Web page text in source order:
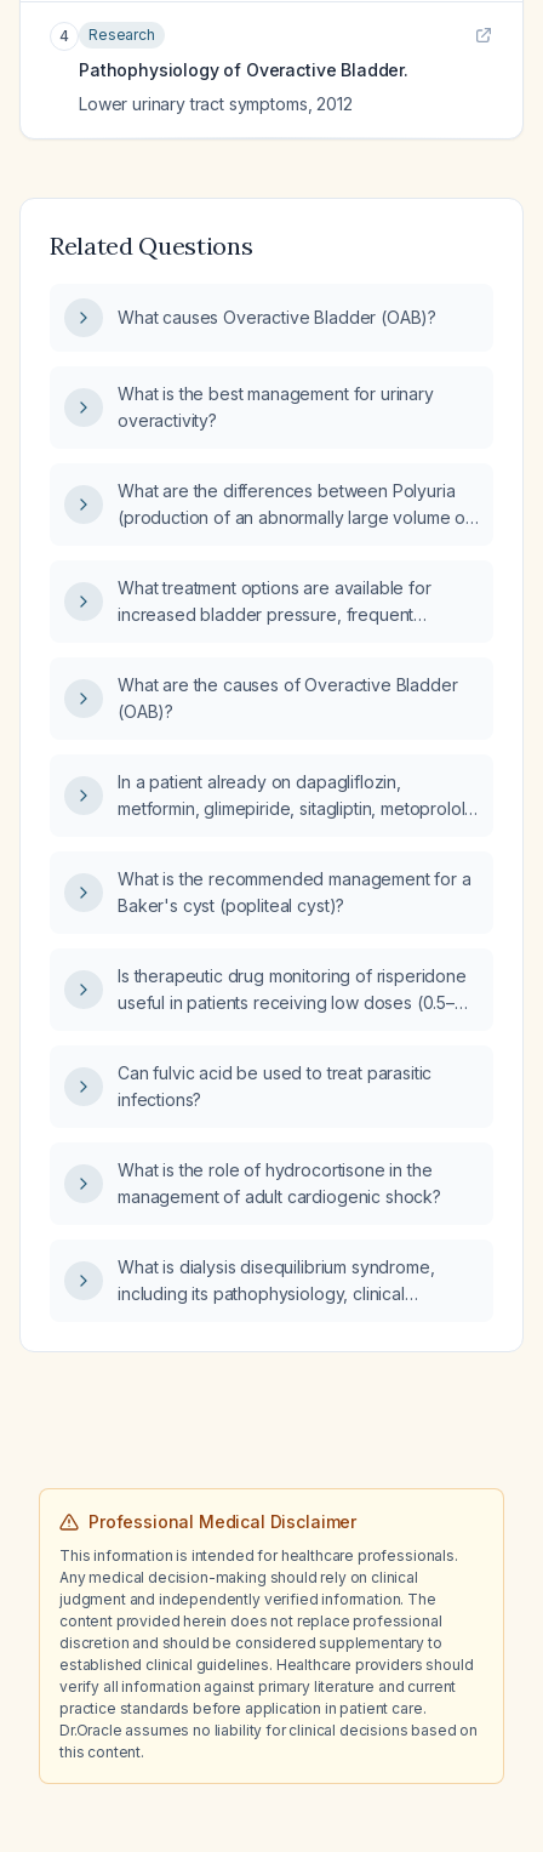
4 Research
Pathophysiology of Overactive Bladder.
Lower urinary tract symptoms 2012
Related Questions
What causes Overactive Bladder (OAB)?
What is the best management for urinary
overactivity?
What are the differences between Polyuria
(production of an abnormally large volume of
What treatment options are available for
increased bladder pressure, frequent
What are the causes of Overactive Bladder
(OAB)?
In a patient already on dapagliflozin,
metformin, glimepiride, sitagliptin, metoprolol
(biphasic insulin) be added to the regimen
and what monitoring is needed?
What is the recommended management for a
Baker's cyst (popliteal cyst)?
Is therapeutic drug monitoring of risperidone
useful in patients receiving low doses (0.5–
Can fulvic acid be used to treat parasitic
infections?
What is the role of hydrocortisone in the
management of adult cardiogenic shock?
What is dialysis disequilibrium syndrome,
including its pathophysiology, clinical
Professional Medical Disclaimer
This information is intended for healthcare professionals.
Any medical decision-making should rely on clinical
judgment and independently verified information. The
content provided herein does not replace professional
discretion and should be considered supplementary to
established clinical guidelines. Healthcare providers should
verify all information against primary literature and current
practice standards before application in patient care.
Dr.Oracle assumes no liability for clinical decisions based on
this content.